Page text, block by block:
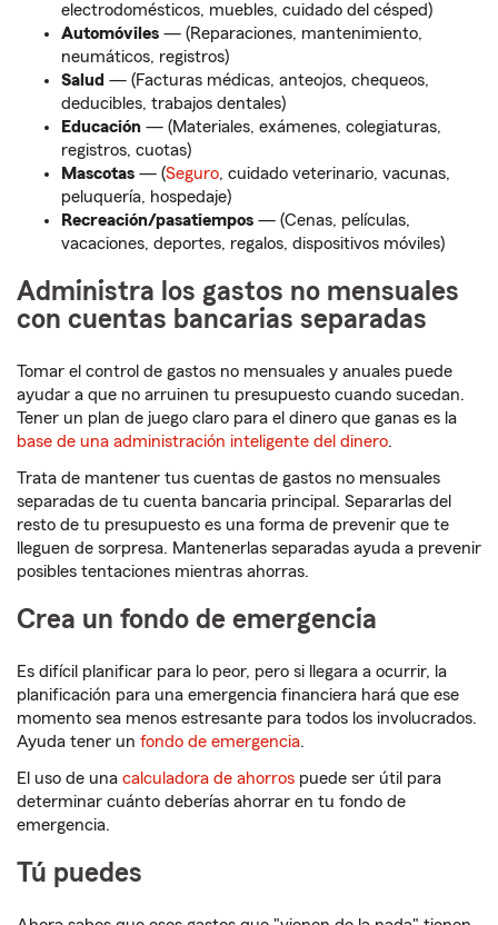
electrodomésticos, muebles, cuidado del césped)
Automóviles — (Reparaciones, mantenimiento,
neumáticos, registros)
Salud — (Facturas médicas, anteojos, chequeos,
deducibles, trabajos dentales)
Educación — (Materiales, exámenes, colegiaturas,
registros, cuotas)
Mascotas — (Seguro, cuidado veterinario, vacunas,
peluquería, hospedaje)
Recreación/pasatiempos — (Cenas, películas,
vacaciones, deportes, regalos, dispositivos móviles)
Administra los gastos no mensuales
con cuentas bancarias separadas
Tomar el control de gastos no mensuales y anuales puede
ayudar a que no arruinen tu presupuesto cuando sucedan.
Tener un plan de juego claro para el dinero que ganas es la
base de una administración inteligente del dinero.
Trata de mantener tus cuentas de gastos no mensuales
separadas de tu cuenta bancaria principal. Separarlas del
resto de tu presupuesto es una forma de prevenir que te
lleguen de sorpresa. Mantenerlas separadas ayuda a prevenir
posibles tentaciones mientras ahorras.
Crea un fondo de emergencia
Es difícil planificar para lo peor, pero si llegara a ocurrir, la
planificación para una emergencia financiera hará que ese
momento sea menos estresante para todos los involucrados.
Ayuda tener un fondo de emergencia.
El uso de una calculadora de ahorros puede ser útil para
determinar cuánto deberías ahorrar en tu fondo de
emergencia.
Tú puedes